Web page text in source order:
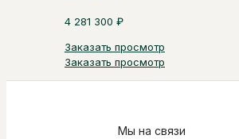
4 281 300 ₽
Заказать просмотр
Заказать просмотр
Мы на связи